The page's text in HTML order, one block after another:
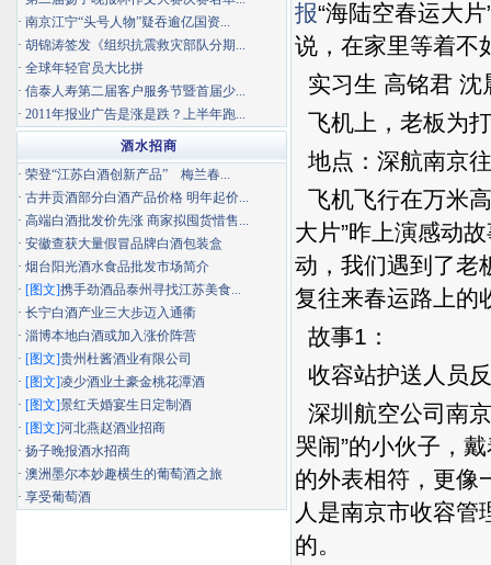
报“海陆空春运大
说，在家里等着不
实习生 高铭君
飞机上，老板为
地点：深航南京
飞机飞行在万米
大片”昨上演感动
动，我们遇到了老
复往来春运路上
故事1：
收容站护送人员
深圳航空公司南
哭闹”的小伙子，
的外表相符，更像
人是南京市收容管
的。
· 南京江宁“头号人物”疑吞逾亿国资...
· 胡锦涛签发《组织抗震救灾部队分期...
· 全球年轻官员大比拼
· 信泰人寿第二届客户服务节暨首届少...
· 2011年报业广告是涨是跌？上半年跑...
酒水招商
· 荣登“江苏白酒创新产品” 梅兰春...
· 古井贡酒部分白酒产品价格 明年起价...
· 高端白酒批发价先涨 商家拟囤货惜售...
· 安徽查获大量假冒品牌白酒包装盒
· 烟台阳光酒水食品批发市场简介
· [图文]携手劲酒品泰州寻找江苏美食...
· 长宁白酒产业三大步迈入通衢
· 淄博本地白酒或加入涨价阵营
· [图文]贵州杜酱酒业有限公司
· [图文]凌少酒业土豪金桃花潭酒
· [图文]景红天婚宴生日定制酒
· [图文]河北燕赵酒业招商
· 扬子晚报酒水招商
· 澳洲墨尔本妙趣横生的葡萄酒之旅
· 享受葡萄酒